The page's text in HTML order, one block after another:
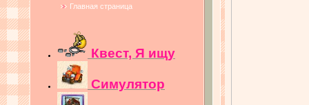
Главная страница
Квест, Я ищу
Симулятор